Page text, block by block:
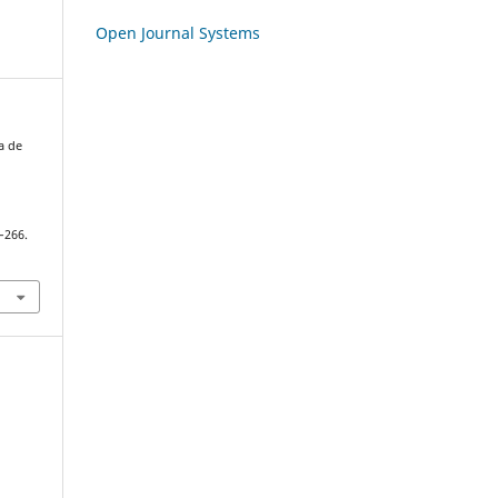
de
Open Journal Systems